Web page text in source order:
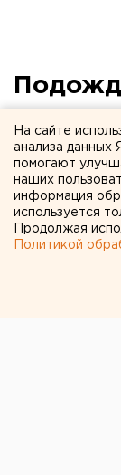
На сайте
анализа данных
помогают
наших
информация
используется
Продолжая
Политикой